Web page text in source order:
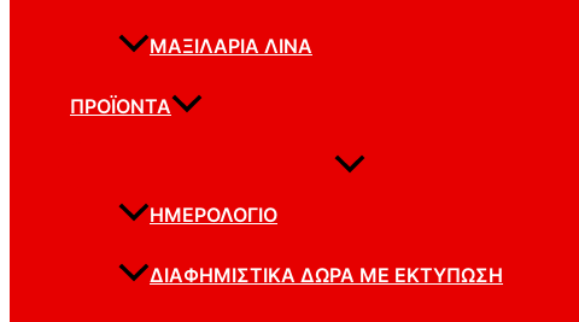
ΜΑΞΙΛΆΡΙΑ ΛΙΝΆ
ΠΡΟΪΌΝΤΑ
ΗΜΕΡΟΛΌΓΙΟ
ΔΙΑΦΗΜΙΣΤΙΚΆ ΔΏΡΑ ΜΕ ΕΚΤΎΠΩΣΗ